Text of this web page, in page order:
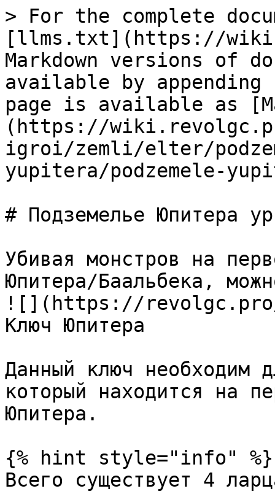
> For the complete
[llms.txt](https://
Markdown versions of
available by
page is available as
(https://
igroi/zemli/elter/
yupitera/podzemele-
# Подземелье Юпитера
Убивая монстров на
Юпитера/Баальбека,
![](https://revolgc.pro/
Ключ Юпитера
Данный ключ необходим
который находится на
Юпитера.
{% hint style="info" %}
Всего существует 4